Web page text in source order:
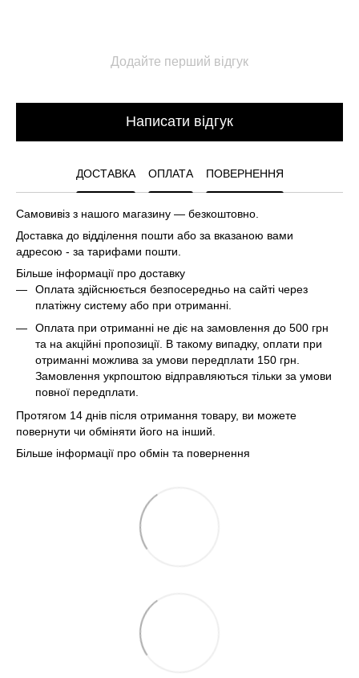
Додайте перший відгук
Написати відгук
ДОСТАВКА ОПЛАТА ПОВЕРНЕННЯ
Самовивіз з нашого магазину — безкоштовно.
Доставка до відділення пошти або за вказаною вами
адресою - за тарифами пошти.
Більше інформації про доставку
Оплата здійснюється безпосередньо на сайті через
платіжну систему або при отриманні.
Оплата при отриманні не діє на замовлення до 500 грн
та на акційні пропозиції. В такому випадку, оплати при
отриманні можлива за умови передплати 150 грн.
Замовлення укрпоштою відправляються тільки за умови
повної передплати.
Протягом 14 днів після отримання товару, ви можете
повернути чи обміняти його на інший.
Більше інформації про обмін та повернення